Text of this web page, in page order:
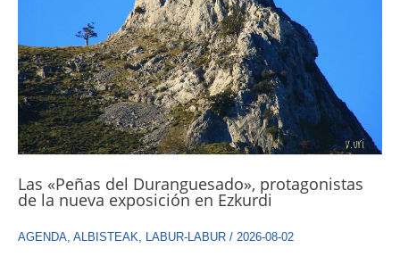
Las «Peñas del Duranguesado», protagonistas
de la nueva exposición en Ezkurdi
AGENDA ALBISTEAK LABUR-LABUR / 2026-08-02